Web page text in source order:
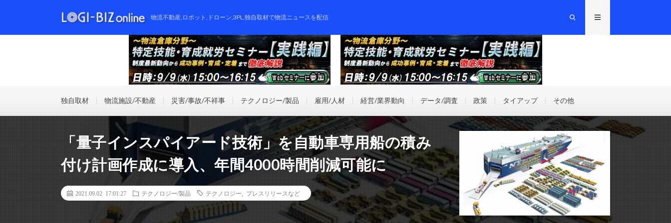
物流不動産,ロボット,ドローン,3PL,独自取材で物流ニュースを配信
独自取材 物流施設/不動産 災害/事故/不祥事 テクノロジー/製品 雇用/人材 経営/業界動向 データ/調査 政策 タイアップ その他
「量子インスパイアード技術」を自動車専用船の積み
付け計画作成に導入、年間4000時間削減可能に
2021.09.02 17:01:27 テクノロジー/製品 テクノロジー プレスリリースなど